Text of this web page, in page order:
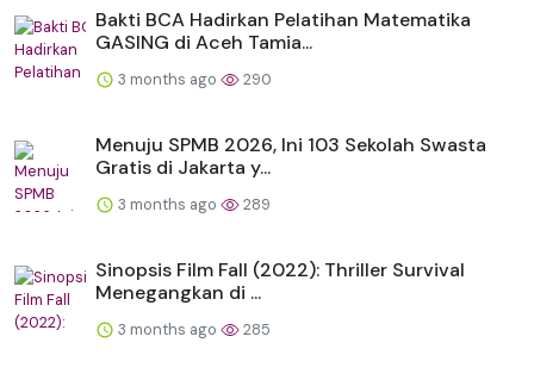
Bakti BCA Hadirkan Pelatihan Matematika
GASING di Aceh Tamia...
3 months ago 290
Menuju SPMB 2026, Ini 103 Sekolah Swasta
Gratis di Jakarta y...
3 months ago 289
Sinopsis Film Fall (2022): Thriller Survival
Menegangkan di ...
3 months ago 285